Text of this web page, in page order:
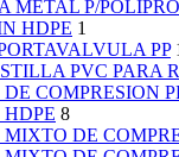
METAL P/
HDPE 1
PP
PVC PARA
COMPRESION
8
DE